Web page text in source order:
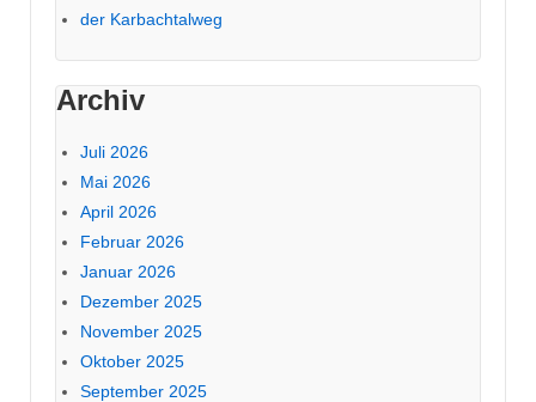
der Karbachtalweg
Archiv
Juli 2026
Mai 2026
April 2026
Februar 2026
Januar 2026
Dezember 2025
November 2025
Oktober 2025
September 2025